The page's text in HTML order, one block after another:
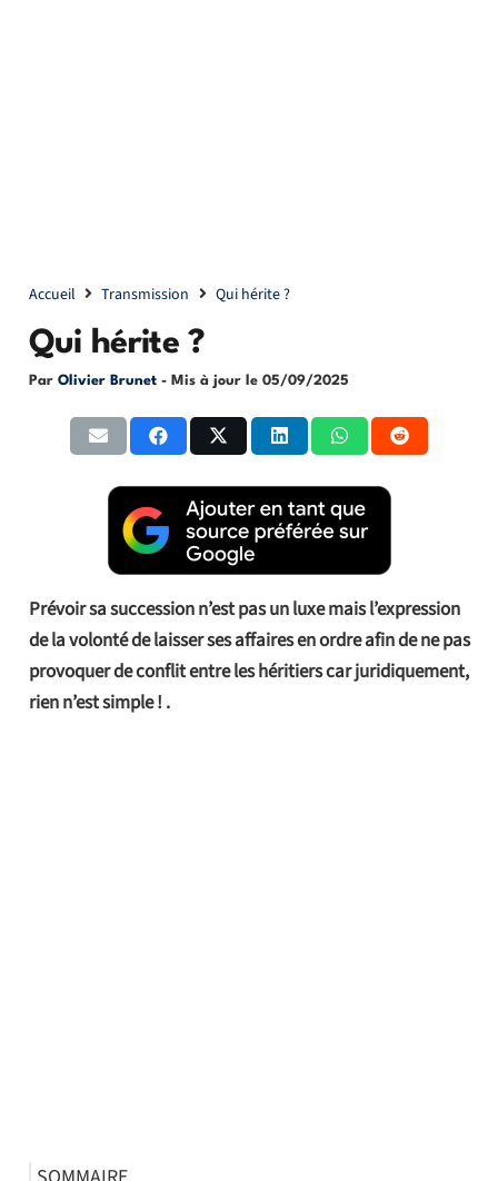
Accueil Transmission Qui hérite ?
Qui hérite ?
Par Olivier Brunet - Mis à jour le 05/09/2025
Prévoir sa succession n’est pas un luxe mais l’expression
de la volonté de laisser ses affaires en ordre afin de ne pas
provoquer de conflit entre les héritiers car juridiquement,
rien n’est simple ! .